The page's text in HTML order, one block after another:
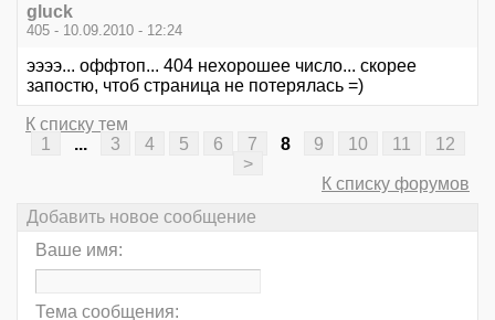
gluck
405 - 10.09.2010 - 12:24
ээээ... оффтоп... 404 нехорошее число... скорее
запостю, чтоб страница не потерялась =)
К списку тем
1
... 3 4 5 6 7 8 9 10 11
12
>
К списку форумов
Добавить новое сообщение
Ваше имя:
Тема сообщения: